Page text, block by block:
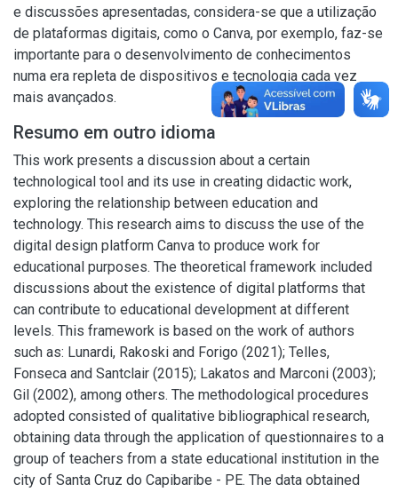
e discussões apresentadas, considera-se que a utilização
de plataformas digitais, como o Canva, por exemplo, faz-se
importante para o desenvolvimento de conhecimentos
numa era repleta de dispositivos e tecnologia cada vez
mais avançados.
Resumo em outro idioma
This work presents a discussion about a certain
technological tool and its use in creating didactic work,
exploring the relationship between education and
technology. This research aims to discuss the use of the
digital design platform Canva to produce work for
educational purposes. The theoretical framework included
discussions about the existence of digital platforms that
can contribute to educational development at different
levels. This framework is based on the work of authors
such as: Lunardi, Rakoski and Forigo (2021); Telles,
Fonseca and Santclair (2015); Lakatos and Marconi (2003);
Gil (2002), among others. The methodological procedures
adopted consisted of qualitative bibliographical research,
obtaining data through the application of questionnaires to a
group of teachers from a state educational institution in the
city of Santa Cruz do Capibaribe - PE. The data obtained